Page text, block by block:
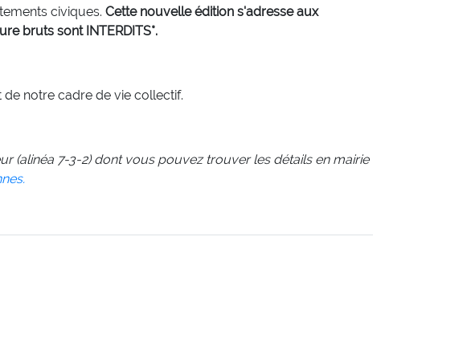
civiques. Cette nouvelle édition s'adresse aux
bruts sont INTERDITS*.
notre cadre de vie collectif.
(alinéa 7-3-2) dont vous pouvez trouver les détails en mairie